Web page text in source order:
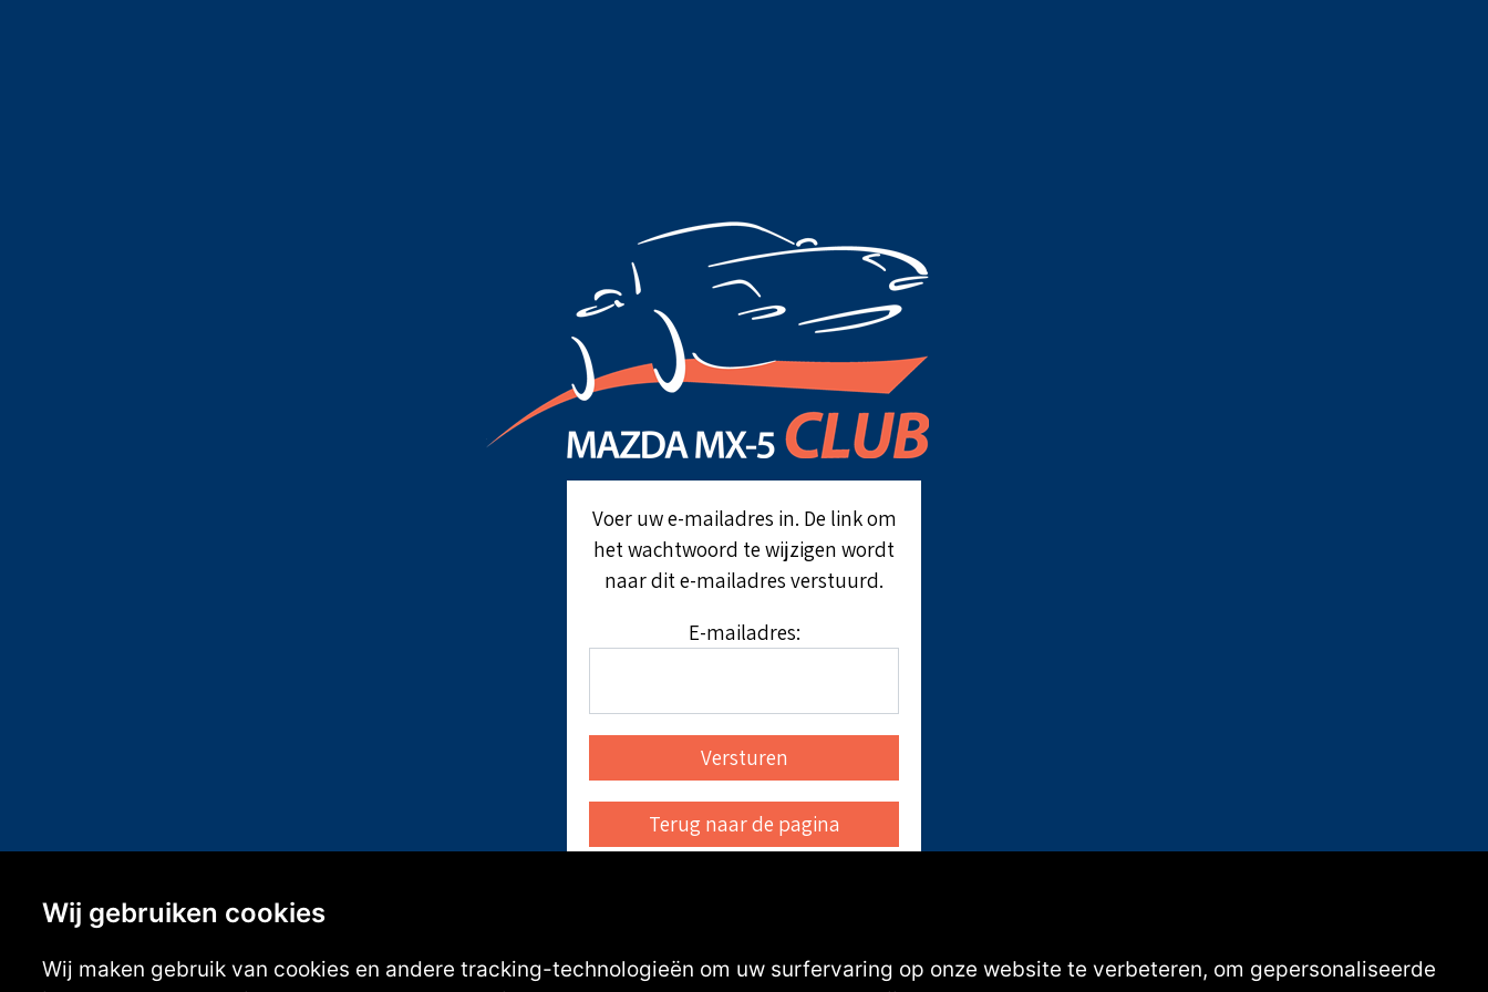
Voer uw e-mailadres in. De link om
het wachtwoord te wijzigen wordt
naar dit e-mailadres verstuurd.
E-mailadres:
Wij gebruiken cookies
Wij maken gebruik van cookies en andere tracking-technologieën om uw surfervaring op onze website te verbeteren, om gepersonaliseerde